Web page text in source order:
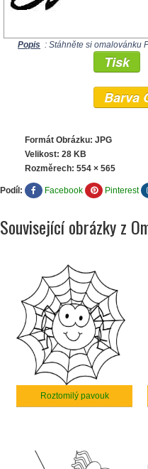
Popis : Stáhněte si omalovánku
Tisk
Barva
Formát Obrázku: JPG
Velikost: 28 KB
Rozměrech: 554 × 565
Podíl: Facebook Pinterest
Související obrázky z
Roztomilý pavouk